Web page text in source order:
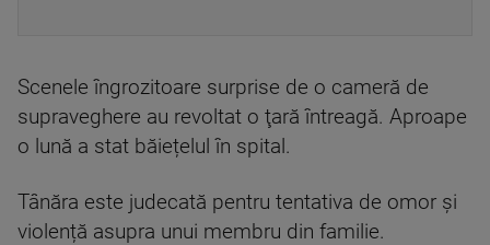
Scenele îngrozitoare surprise de o cameră de
supraveghere au revoltat o ţară întreagă. Aproape
o lună a stat băiețelul în spital.
Tânăra este judecată pentru tentativa de omor şi
violență asupra unui membru din familie.